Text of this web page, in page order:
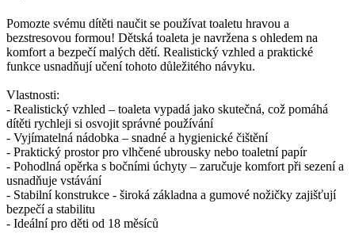
Pomozte svému dítěti naučit se používat toaletu hravou a
bezstresovou formou! Dětská toaleta je navržena s ohledem na
komfort a bezpečí malých dětí. Realistický vzhled a praktické
funkce usnadňují učení tohoto důležitého návyku.
Vlastnosti:
- Realistický vzhled – toaleta vypadá jako skutečná, což pomáhá
dítěti rychleji si osvojit správné používání
- Vyjímatelná nádobka – snadné a hygienické čištění
- Praktický prostor pro vlhčené ubrousky nebo toaletní papír
- Pohodlná opěrka s bočními úchyty – zaručuje komfort při sezení a
usnadňuje vstávání
- Stabilní konstrukce - široká základna a gumové nožičky zajišťují
bezpečí a stabilitu
- Ideální pro děti od 18 měsíců